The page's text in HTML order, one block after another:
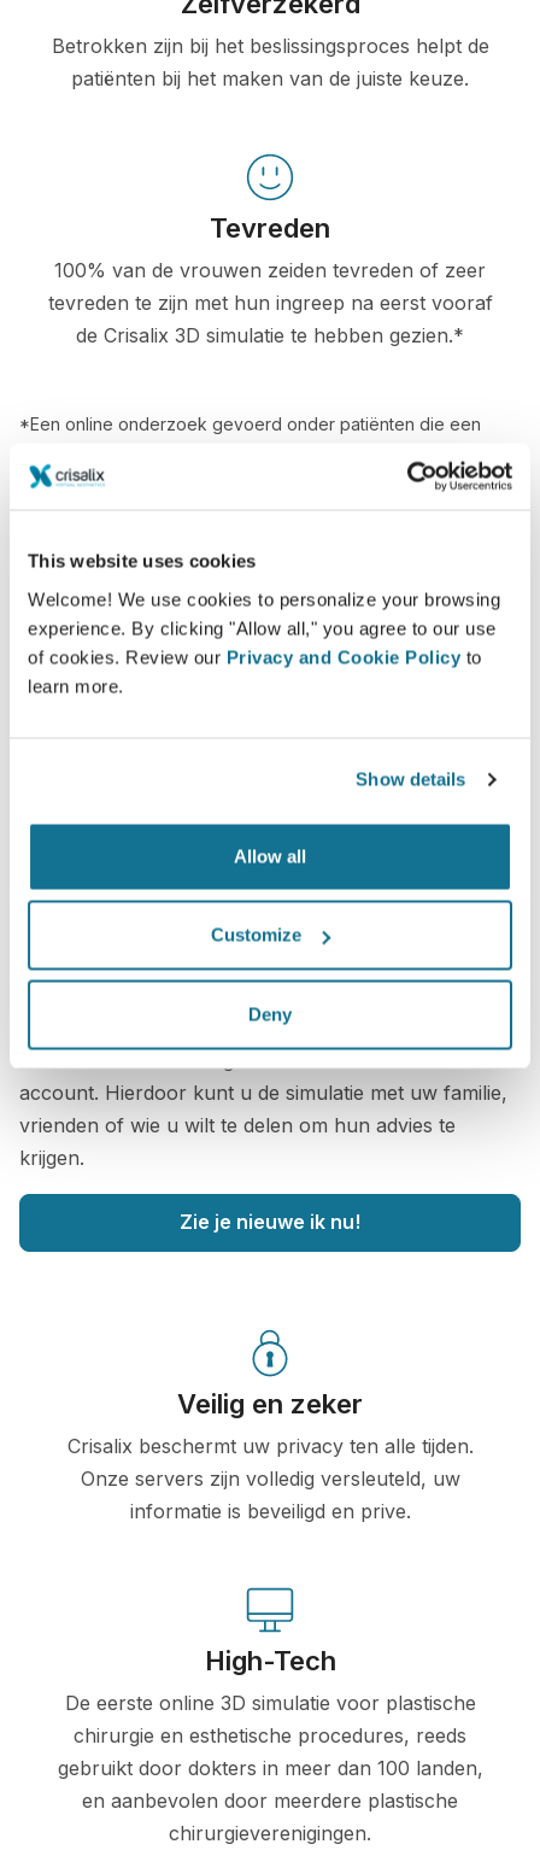
This website uses cookies
Welcome! We use cookies to personalize your browsing
experience. By clicking "Allow all," you agree to our use
of cookies. Review our Privacy and Cookie Policy to
learn more.
Show details
Allow all
Customize
Deny
Betrokken zijn bij het beslissingsproces helpt de
patiënten bij het maken van de juiste keuze.
Tevreden
100% van de vrouwen zeiden tevreden of zeer
tevreden te zijn met hun ingreep na eerst vooraf
de Crisalix 3D simulatie te hebben gezien.*
*Een online onderzoek gevoerd onder patiënten die een
2010 en september 2011.
Wilt u weten wat uw het best past?
Laercio Moreto
account. Hierdoor kunt u de simulatie met uw familie,
vrienden of wie u wilt te delen om hun advies te
krijgen.
Zie je nieuwe ik nu!
Veilig en zeker
Crisalix beschermt uw privacy ten alle tijden.
Onze servers zijn volledig versleuteld, uw
informatie is beveiligd en prive.
High-Tech
De eerste online 3D simulatie voor plastische
chirurgie en esthetische procedures, reeds
gebruikt door dokters in meer dan 100 landen,
en aanbevolen door meerdere plastische
chirurgieverenigingen.